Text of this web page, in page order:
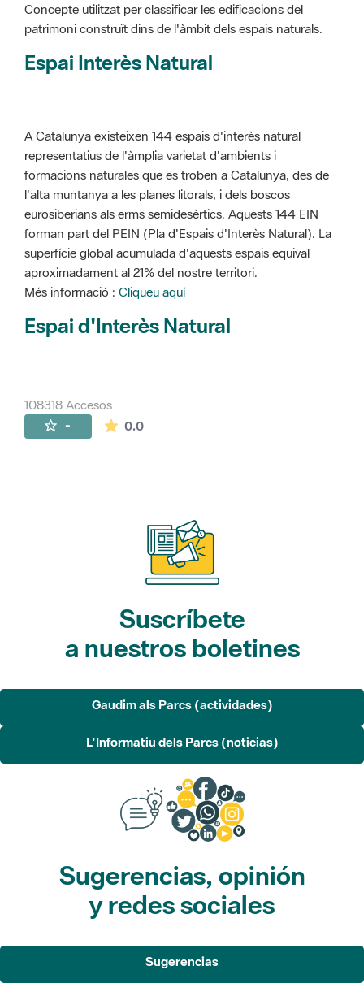
Concepte utilitzat per classificar les edificacions del
patrimoni construït dins de l'àmbit dels espais naturals.
Espai Interès Natural
A Catalunya existeixen 144 espais d'interès natural
representatius de l'àmplia varietat d'ambients i
formacions naturales que es troben a Catalunya, des de
l'alta muntanya a les planes litorals, i dels boscos
eurosiberians als erms semidesèrtics. Aquests 144 EIN
forman part del PEIN (Pla d'Espais d'Interès Natural). La
superfície global acumulada d'aquests espais equival
aproximadament al 21% del nostre territori.
Més informació : Cliqueu aquí
Espai d'Interès Natural
108318 Accesos
- 0.0La valoración media es de 0 estrellas de
Suscríbete
a nuestros boletines
Gaudim als Parcs (actividades)
L'Informatiu dels Parcs (noticias)
Sugerencias, opinión
y redes sociales
Sugerencias